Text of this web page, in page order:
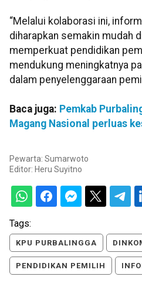
“Melalui kolaborasi ini,
diharapkan semakin mudah
memperkuat pendidikan
mendukung meningkatnya
dalam penyelenggaraan
Baca juga: Pemkab
Magang Nasional perluas
Pewarta: Sumarwoto
Editor: Heru Suyitno
Tags:
KPU PURBALINGGA
PENDIDIKAN PEMILIH